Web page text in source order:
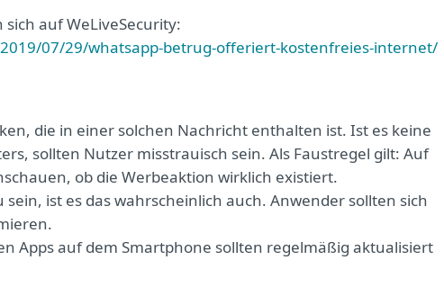
auf WeLiveSecurity:
07/29/whatsapp-betrug-offeriert-kostenfreies-internet/
die in einer solchen Nachricht enthalten ist. Ist es keine
sollten Nutzer misstrauisch sein. Als Faustregel gilt: Auf
ob die Werbeaktion wirklich existiert.
ist es das wahrscheinlich auch. Anwender sollten sich
Apps auf dem Smartphone sollten regelmäßig aktualisiert